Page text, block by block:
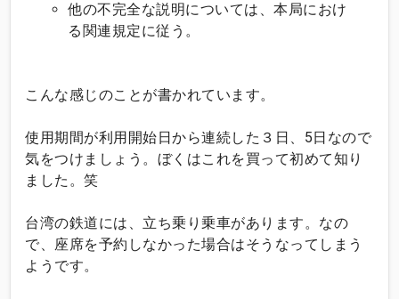
他の不完全な説明については、本局におけ
る関連規定に従う。
こんな感じのことが書かれています。
使用期間が利用開始日から連続した３日、5日なので
気をつけましょう。ぼくはこれを買って初めて知り
ました。笑
台湾の鉄道には、立ち乗り乗車があります。なの
で、座席を予約しなかった場合はそうなってしまう
ようです。